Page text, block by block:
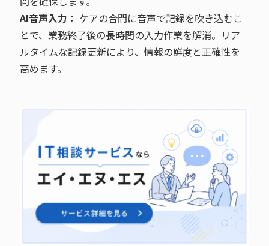
AI音声入力： ケアの合間に音声で記録を吹き込むこ
とで、業務終了後の長時間の入力作業を解消。リア
ルタイムな記録更新により、情報の鮮度と正確性を
高めます。